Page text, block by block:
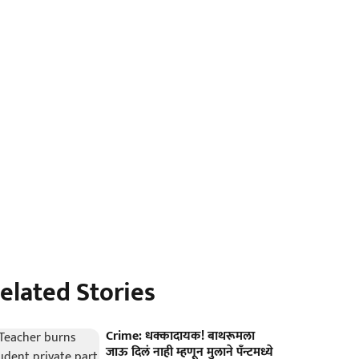
Stories
Crime: धक्कादायक! बाथरूमला
जाऊ दिलं नाही म्हणून मुलाने पँन्टमध्ये